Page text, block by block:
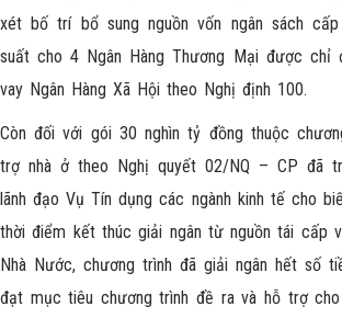
xét bố trí bổ sung nguồn vốn ngân sách
suất cho 4 Ngân Hàng Thương Mại được chỉ
vay Ngân Hàng Xã Hội theo Nghị định 100.
Còn đối với gói 30 nghìn tỷ đồng thuộc
trợ nhà ở theo Nghị quyết 02/NQ – CP đã
lãnh đạo Vụ Tín dụng các ngành kinh tế cho
thời điểm kết thúc giải ngân từ nguồn tái cấp
Nhà Nước, chương trình đã giải ngân hết số
đạt mục tiêu chương trình đề ra và hỗ trợ cho